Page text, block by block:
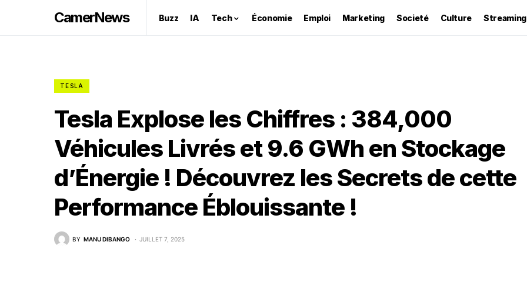
CamerNews Buzz IA Tech Économie Emploi Marketing Societé Culture Streaming
TESLA
Tesla Explose les Chiffres : 384,000
Véhicules Livrés et 9.6 GWh en Stockage
d’Énergie ! Découvrez les Secrets de cette
Performance Éblouissante !
BY MANU DIBANGO JUILLET 7, 2025